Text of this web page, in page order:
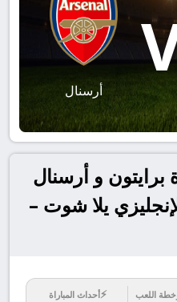
أرسنال
برايتون و أرسنال
يلا شوت –
اللعب ⚡أحداث المباراة